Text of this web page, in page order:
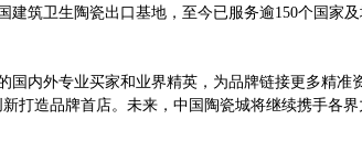
筑卫生陶瓷出口基地，至今已服务逾150个国家
内外专业买家和业界精英，为品牌链接更多精准
打造品牌首店。未来，中国陶瓷城将继续携手各